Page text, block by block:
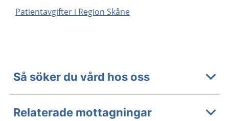
Patientavgifter i Region Skåne
Så söker du vård hos oss
Relaterade mottagningar